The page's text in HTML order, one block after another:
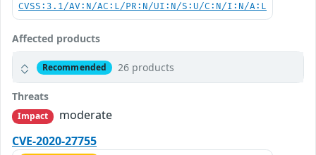
CVSS:3.1/AV:N/AC:L/PR:N/UI:N/S:U/C:N/I:N/A:L
Affected products
Recommended 26 products
Threats
Impact
moderate
CVE-2020-27755